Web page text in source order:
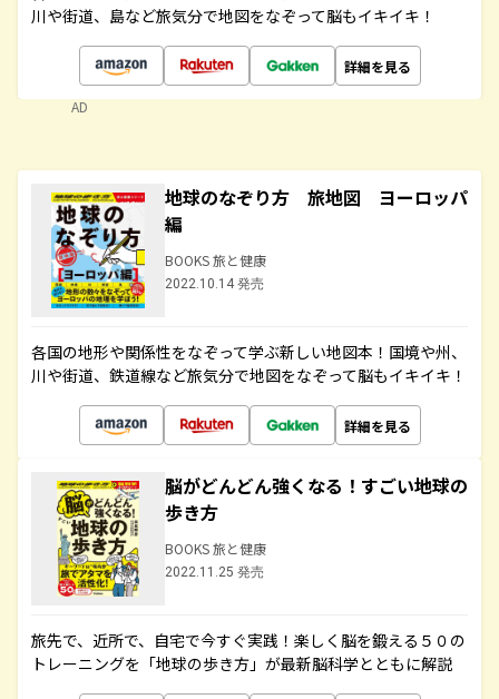
川や街道、島など旅気分で地図をなぞって脳もイキイキ！
詳細を見る
AD
地球のなぞり方 旅地図 ヨーロッパ
編
BOOKS 旅と健康
2022.10.14 発売
各国の地形や関係性をなぞって学ぶ新しい地図本！国境や州、
川や街道、鉄道線など旅気分で地図をなぞって脳もイキイキ！
詳細を見る
脳がどんどん強くなる！すごい地球の
歩き方
BOOKS 旅と健康
2022.11.25 発売
旅先で、近所で、自宅で今すぐ実践！楽しく脳を鍛える５０の
トレーニングを「地球の歩き方」が最新脳科学とともに解説